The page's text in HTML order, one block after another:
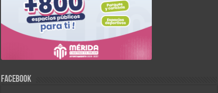
FACEBOOK